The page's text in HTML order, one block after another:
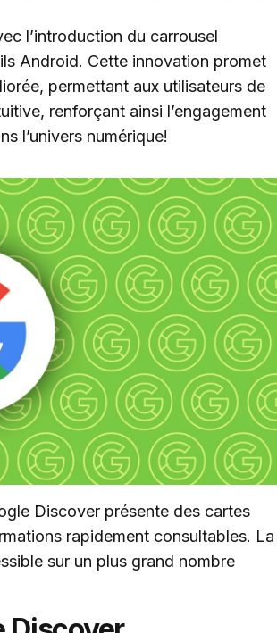
l’introduction du carrousel
Android. Cette innovation promet
permettant aux utilisateurs de
renforçant ainsi l’engagement
l’univers numérique!
Discover présente des cartes
rapidement consultables. La
sur un plus grand nombre